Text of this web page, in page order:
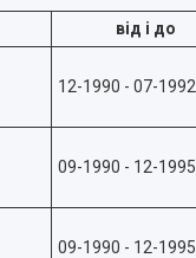
від і до
12-1990 - 07-1992
09-1990 - 12-1995
09-1990 - 12-1995